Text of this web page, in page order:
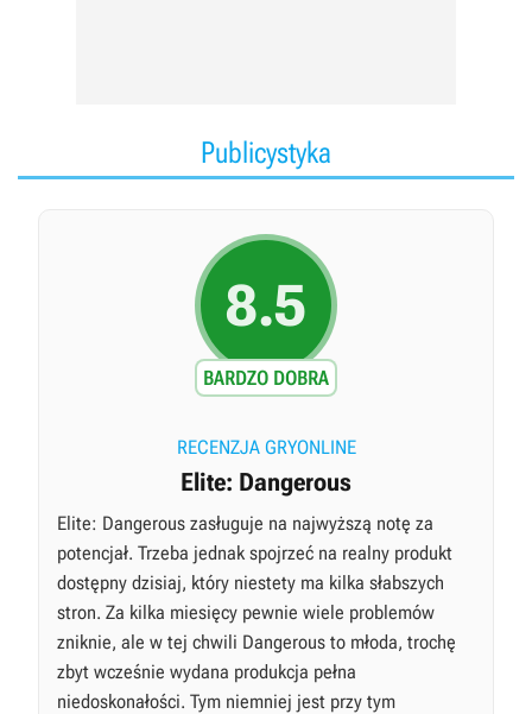
Publicystyka
8.5
BARDZO DOBRA
RECENZJA GRYONLINE
Elite: Dangerous
Elite: Dangerous zasługuje na najwyższą notę za
potencjał. Trzeba jednak spojrzeć na realny produkt
dostępny dzisiaj, który niestety ma kilka słabszych
stron. Za kilka miesięcy pewnie wiele problemów
zniknie, ale w tej chwili Dangerous to młoda, trochę
zbyt wcześnie wydana produkcja pełna
niedoskonałości. Tym niemniej jest przy tym